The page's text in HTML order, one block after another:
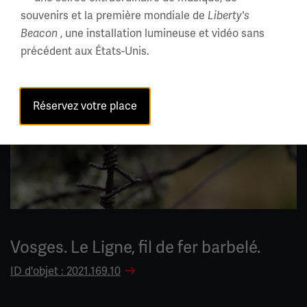
Image(s)
Vosges. Le Ligne, fil de fer barbelé.
ID d'objet : 2021.169.10
souvenirs et la première mondiale de Liberty's
Beacon , une installation lumineuse et vidéo sans
précédent aux États-Unis.
Réservez votre place